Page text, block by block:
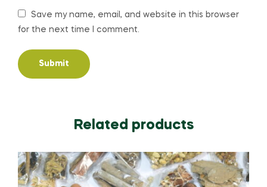
Save my name, email, and website in this browser
for the next time I comment.
Related products